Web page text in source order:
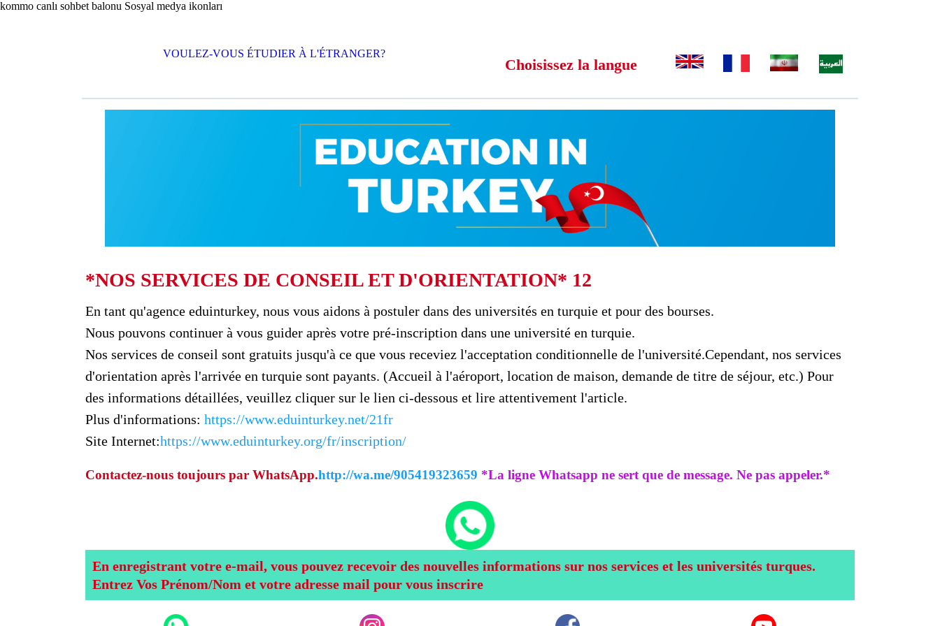
kommo canlı sohbet balonu Sosyal medya ikonları
VOULEZ-VOUS ÉTUDIER À L'ÉTRANGER?
Choisissez la langue
*NOS SERVICES DE CONSEIL ET D'ORIENTATION* 12
En tant qu'agence eduinturkey, nous vous aidons à postuler dans des universités en turquie et pour des bourses.
Nous pouvons continuer à vous guider après votre pré-inscription dans une université en turquie.
Nos services de conseil sont gratuits jusqu'à ce que vous receviez l'acceptation conditionnelle de l'université.Cependant, nos services
d'orientation après l'arrivée en turquie sont payants. (Accueil à l'aéroport, location de maison, demande de titre de séjour, etc.) Pour
des informations détaillées, veuillez cliquer sur le lien ci-dessous et lire attentivement l'article.
Plus d'informations: https://www.eduinturkey.net/21fr
Site Internet:https://www.eduinturkey.org/fr/inscription/
Contactez-nous toujours par WhatsApp.http://wa.me/905419323659 *La ligne Whatsapp ne sert que de message. Ne pas appeler.*
En enregistrant votre e-mail, vous pouvez recevoir des nouvelles informations sur nos services et les universités turques.
Entrez Vos Prénom/Nom et votre adresse mail pour vous inscrire